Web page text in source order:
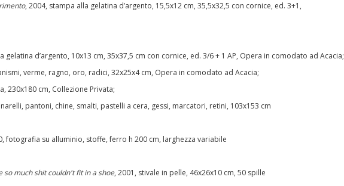
, 2004, stampa alla gelatina d’argento, 15,5x12 cm, 35,5x32,5 con cornice, ed. 3+1,
gelatina d’argento, 10x13 cm, 35x37,5 cm con cornice, ed. 3/6 + 1 AP, Opera in comodato ad Acacia;
verme, ragno, oro, radici, 32x25x4 cm, Opera in comodato ad Acacia;
230x180 cm, Collezione Privata;
pantoni, chine, smalti, pastelli a cera, gessi, marcatori, retini, 103x153 cm
fotografia su alluminio, stoffe, ferro h 200 cm, larghezza variabile
so much shit couldn't fit in a shoe, 2001, stivale in pelle, 46x26x10 cm, 50 spille